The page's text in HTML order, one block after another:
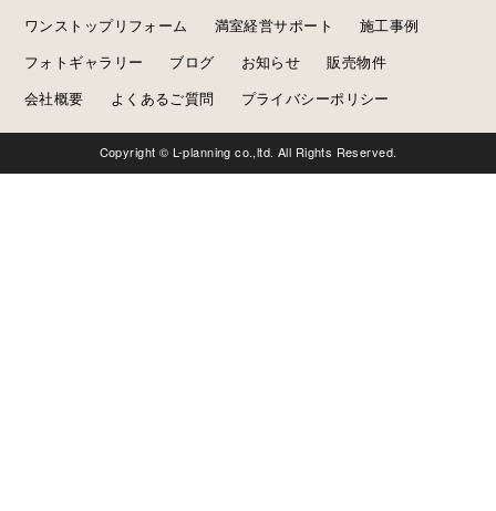
ワンストップリフォーム 満室経営サポート
施工事例
フォトギャラリー
ブログ お知らせ
販売物件
会社概要
よくあるご質問 プライバシーポリシー
Copyright © L-planning co.,ltd. All Rights Reserved.